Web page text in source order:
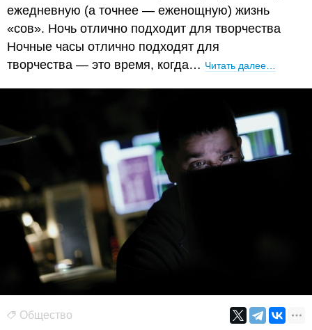
ежедневную (а точнее — еженощную) жизнь
«сов». Ночь отлично подходит для творчества
Ночные часы отлично подходят для
творчества — это время, когда… Читать далее…
Общество